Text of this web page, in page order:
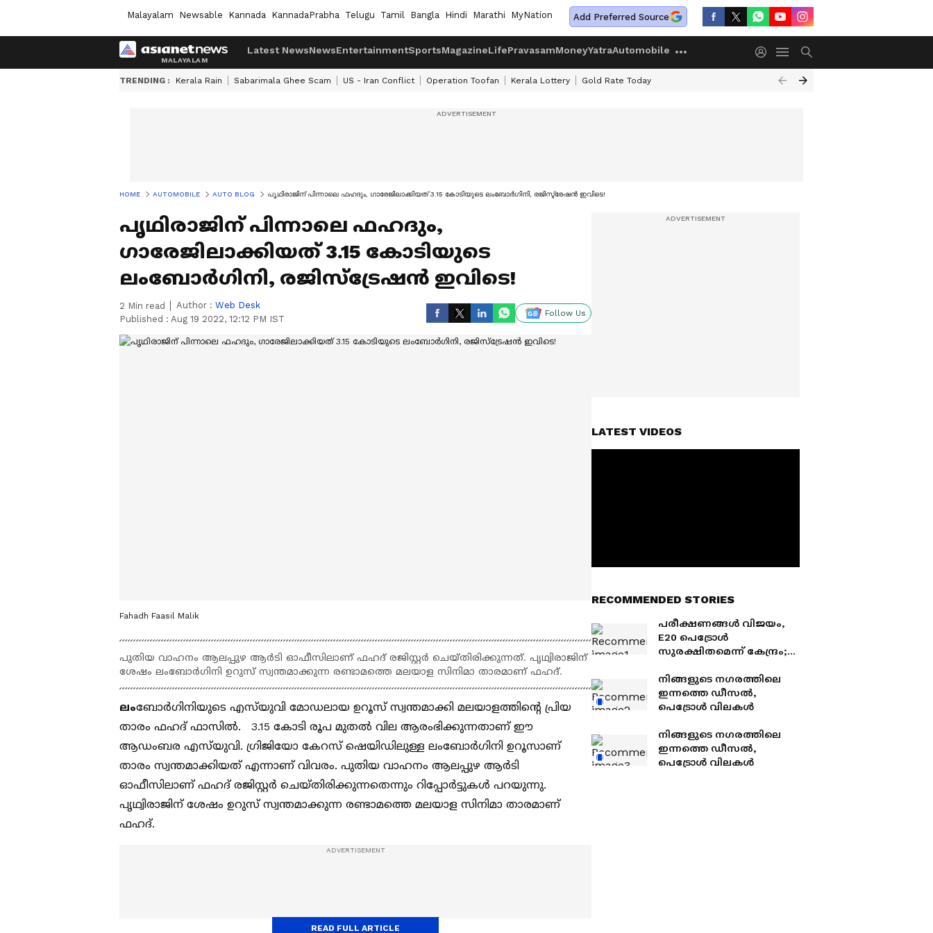
Malayalam Newsable Kannada KannadaPrabha Telugu Tamil Bangla Hindi Marathi MyNation Add Preferred Source
Latest NewsNewsEntertainmentSportsMagazineLifePravasamMoneyYatraAutomobile
TRENDING : Kerala Rain Sabarimala Ghee Scam US - Iran Conflict Operation Toofan Kerala Lottery Gold Rate Today
HOME AUTOMOBILE AUTO BLOG പൃഥിരാജിന് പിന്നാലെ ഫഹദും, ഗാരേജിലാക്കിയത് 3.15 കോടിയുടെ ലംബോര്‍ഗിനി, രജിസ്ട്രേഷന്‍ ഇവിടെ!
പൃഥിരാജിന് പിന്നാലെ ഫഹദും,
ഗാരേജിലാക്കിയത് 3.15 കോടിയുടെ
ലംബോര്‍ഗിനി, രജിസ്ട്രേഷന്‍ ഇവിടെ!
2 Min read Author : Web Desk
Published : Aug 19 2022, 12:12 PM IST
Follow Us
Fahadh Faasil Malik
പുതിയ വാഹനം ആലപ്പുഴ ആര്‍ടി ഓഫീസിലാണ് ഫഹദ് രജിസ്റ്റര്‍ ചെയ്‍തിരിക്കുന്നത്. പൃഥ്വിരാജിന്
ശേഷം ലംബോര്‍ഗിനി ഉറുസ് സ്വന്തമാക്കുന്ന രണ്ടാമത്തെ മലയാള സിനിമാ താരമാണ് ഫഹദ്.
ലംബോര്‍ഗിനിയുടെ എസ്‍യുവി മോഡലായ ഉറൂസ് സ്വന്തമാക്കി മലയാളത്തിന്‍റെ പ്രിയ
താരം ഫഹദ് ഫാസില്‍. 3.15 കോടി രൂപ മുതല്‍ വില ആരംഭിക്കുന്നതാണ് ഈ
ആഡംബര എസ്‍യുവി. ഗ്രിജിയോ കേറസ് ഷെയിഡിലുള്ള ലംബോര്‍ഗിനി ഉറൂസാണ്
താരം സ്വന്തമാക്കിയത് എന്നാണ് വിവരം. പുതിയ വാഹനം ആലപ്പുഴ ആര്‍ടി
ഓഫീസിലാണ് ഫഹദ് രജിസ്റ്റര്‍ ചെയ്‍തിരിക്കുന്നതെന്നും റിപ്പോര്‍ട്ടുകള്‍ പറയുന്നു.
പൃഥ്വിരാജിന് ശേഷം ഉറുസ് സ്വന്തമാക്കുന്ന രണ്ടാമത്തെ മലയാള സിനിമാ താരമാണ്
ഫഹദ്.
READ FULL ARTICLE
LATEST VIDEOS
RECOMMENDED STORIES
പരീക്ഷണങ്ങൾ വിജയം,
E20 പെട്രോൾ
സുരക്ഷിതമെന്ന് കേന്ദ്രം;
ആശങ്ക വേണ്ട
നിങ്ങളുടെ നഗരത്തിലെ
ഇന്നത്തെ ഡീസൽ,
പെട്രോൾ വിലകൾ
നിങ്ങളുടെ നഗരത്തിലെ
ഇന്നത്തെ ഡീസൽ,
പെട്രോൾ വിലകൾ